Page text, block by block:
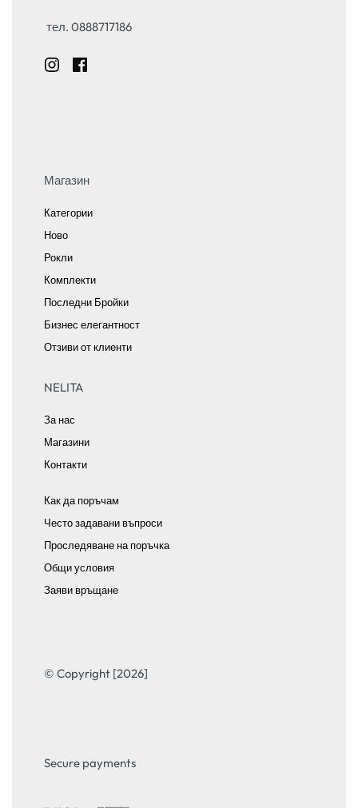
тел. 0888717186
Магазин
Категории
Ново
Рокли
Комплекти
Последни Бройки
Бизнес елегантност
Отзиви от клиенти
NELITA
За нас
Магазини
Контакти
Как да поръчам
Често задавани въпроси
Проследяване на поръчка
Общи условия
Заяви връщане
© Copyright [2026]
Secure payments